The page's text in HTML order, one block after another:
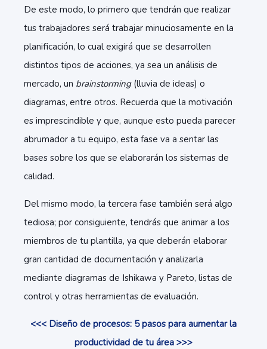
De este modo, lo primero que tendrán que realizar
tus trabajadores será trabajar minuciosamente en la
planificación, lo cual exigirá que se desarrollen
distintos tipos de acciones, ya sea un análisis de
mercado, un brainstorming(lluvia de ideas) o
diagramas, entre otros. Recuerda que la motivación
es imprescindible y que, aunque esto pueda parecer
abrumador a tu equipo, esta fase va a sentar las
bases sobre los que se elaborarán los sistemas de
calidad.
Del mismo modo, la tercera fase también será algo
tediosa; por consiguiente, tendrás que animar a los
miembros de tu plantilla, ya que deberán elaborar
gran cantidad de documentación y analizarla
mediante diagramas de Ishikawa y Pareto, listas de
control y otras herramientas de evaluación.
<<< Diseño de procesos: 5 pasos para aumentar la
productividad de tu área >>>